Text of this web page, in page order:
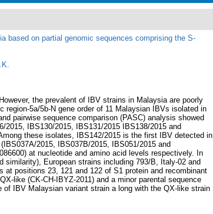
based on partial genomic sequences comprising the S-
the prevalent of IBV strains in Malaysia are poorly
5a/5b-N gene order of 11 Malaysian IBVs isolated in
pairwise sequence comparison (PASC) analysis showed
IBS130/2015, IBS131/2015 IBS138/2015 and
these isolates, IBS142/2015 is the first IBV detected in
2015, IBS037B/2015, IBS051/2015 and
at nucleotide and amino acid levels respectively. In
European strains including 793/B, Italy-02 and
positions 23, 121 and 122 of S1 protein and recombinant
like (CK-CH-IBYZ-2011) and a minor parental sequence
IBV Malaysian variant strain a long with the QX-like strain